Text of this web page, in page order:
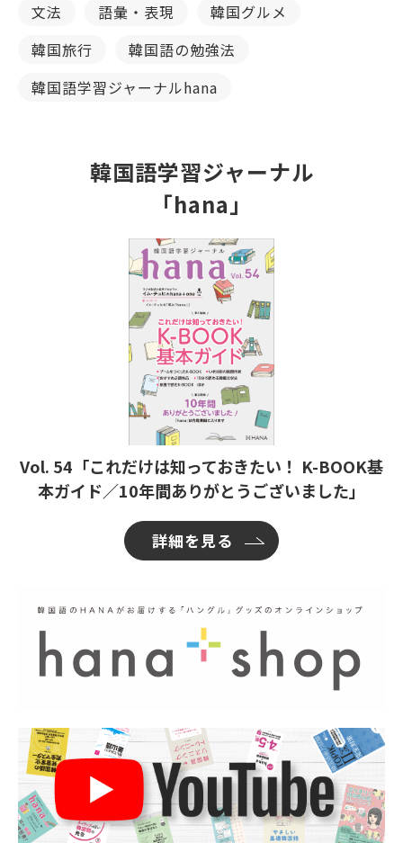
文法
語彙・表現
韓国グルメ
韓国旅行
韓国語の勉強法
韓国語学習ジャーナルhana
韓国語学習ジャーナル
「hana」
Vol. 54「これだけは知っておきたい！ K-BOOK基
本ガイド／10年間ありがとうございました」
詳細を見る